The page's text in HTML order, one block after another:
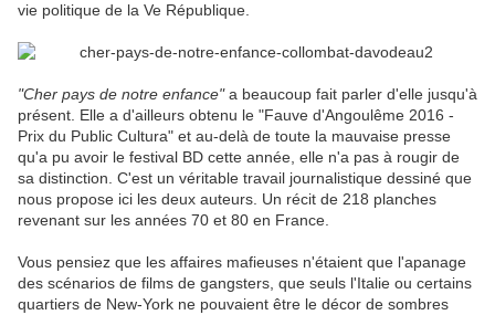
vie politique de la Ve République.
"Cher pays de notre enfance"a beaucoup fait parler d'elle jusqu'à
présent. Elle a d'ailleurs obtenu le "Fauve d'Angoulême 2016 -
Prix du Public Cultura" et au-delà de toute la mauvaise presse
qu'a pu avoir le festival BD cette année, elle n'a pas à rougir de
sa distinction. C'est un véritable travail journalistique dessiné que
nous propose ici les deux auteurs. Un récit de 218 planches
revenant sur les années 70 et 80 en France.
Vous pensiez que les affaires mafieuses n'étaient que l'apanage
des scénarios de films de gangsters, que seuls l'Italie ou certains
quartiers de New-York ne pouvaient être le décor de sombres